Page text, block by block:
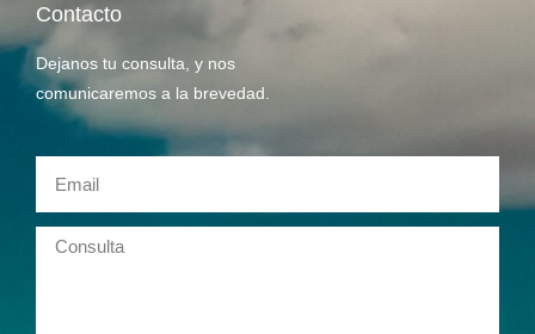
Contacto
Dejanos tu consulta, y nos
comunicaremos a la brevedad.